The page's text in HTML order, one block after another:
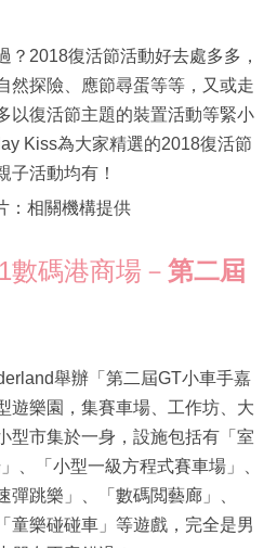
？2018復活節活動好去處多多，
然探險、應節尋蛋等等，又或走
以復活節主題的裝置活動等緊小
Kiss為大家精選的2018復活節
子活動均有！
：相關機構提供
數碼港商場－ 第二屆
舉辦「第二屆GT小車手嘉
遊樂園，集賽車場、工作坊、大
型市集於一身，設施包括有「室
、「小型一級方程式賽車場」、
彈跳樂」、「數碼閲藝廊」、
童樂碰碰車」等遊戲，完全是男